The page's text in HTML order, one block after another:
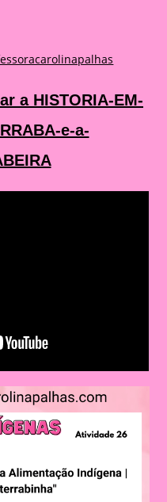
a HISTORIA-EM-
e-a-